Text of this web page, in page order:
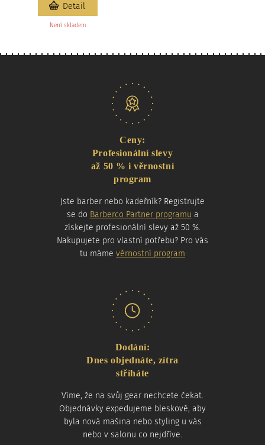
Není skladem
Detail
Ceny:
Profesionální slevy
až 50 % i věrnostní
program
Jste barber nebo kadeřník? Registrujte
se do Barberco Partner programu a
získejte profesionální slevy až 50 %.
Nakupujete pro vlastní potřebu? Pro vás
tu máme věrnostní program
Dodání:
Dnes objednáte, zítra
stříháte
Víme, že na svůj gear nechcete čekat.
Objednávky expedujeme bleskově, aby
byla nová mašina nebo styling u vás
nebo v salonu co nejdříve.